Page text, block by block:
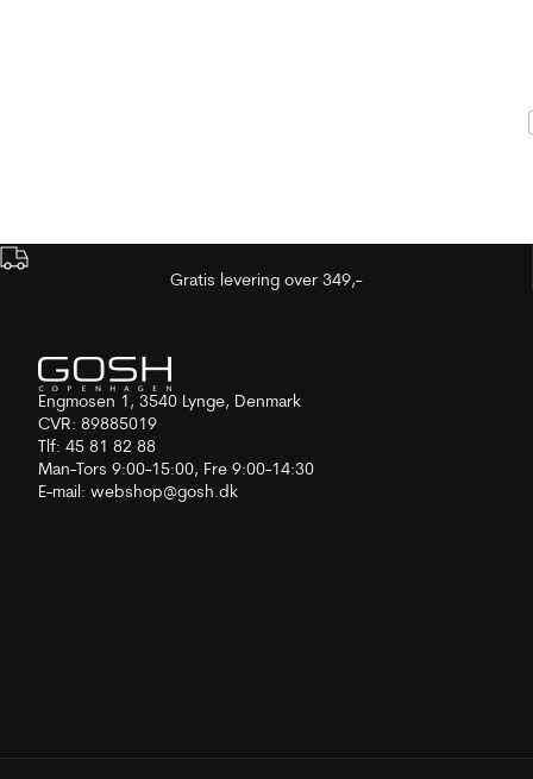
Gratis levering over 349,-
Engmosen 1, 3540 Lynge, Denmark
CVR: 89885019
Tlf: 45 81 82 88
Man-Tors 9:00-15:00, Fre 9:00-14:30
E-mail: webshop@gosh.dk